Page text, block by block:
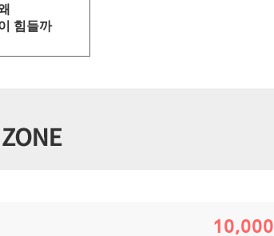
힘들까
10,000